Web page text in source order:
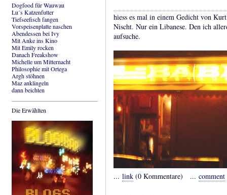
Dogfood für Wauwau
Lu´s Katzenfutter
Tiefseefisch fangen
Vorspeisenplatte naschen
Abendessen bei Ivy
Mit Anke ins Kino
Mit Emily rocken
Danach Freakshow
Michelle um Mitternacht
Philosophie mit Ortega
Argh stöhnen
Maz anklingeln
dann beichten
Die Erwählten
hiess es mal in einem Gedicht von
Nischt. Nur ein Libanese. Den ich
aufsuche.
... link (0 Kommentare) ... comment